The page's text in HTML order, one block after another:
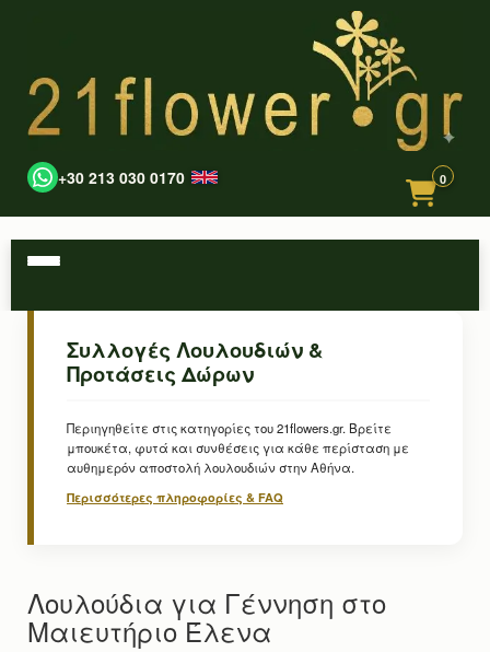
+30 213 030 0170 0
Συλλογές Λουλουδιών &
Προτάσεις Δώρων
Περιηγηθείτε στις κατηγορίες του 21flowers.gr. Βρείτε
μπουκέτα, φυτά και συνθέσεις για κάθε περίσταση με
αυθημερόν αποστολή λουλουδιών στην Αθήνα.
Περισσότερες πληροφορίες & FAQ
Λουλούδια για Γέννηση στο
Μαιευτήριο Έλενα